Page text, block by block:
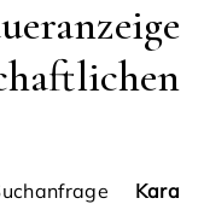
Kara